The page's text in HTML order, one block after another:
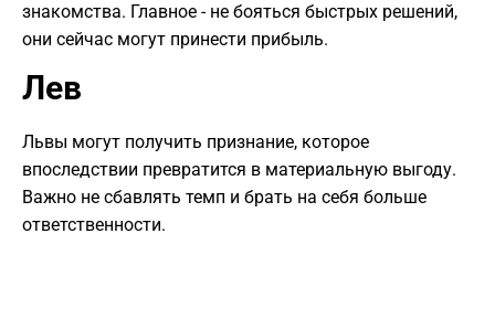
знакомства. Главное - не бояться быстрых решений,
они сейчас могут принести прибыль.
Лев
Львы могут получить признание, которое
впоследствии превратится в материальную выгоду.
Важно не сбавлять темп и брать на себя больше
ответственности.